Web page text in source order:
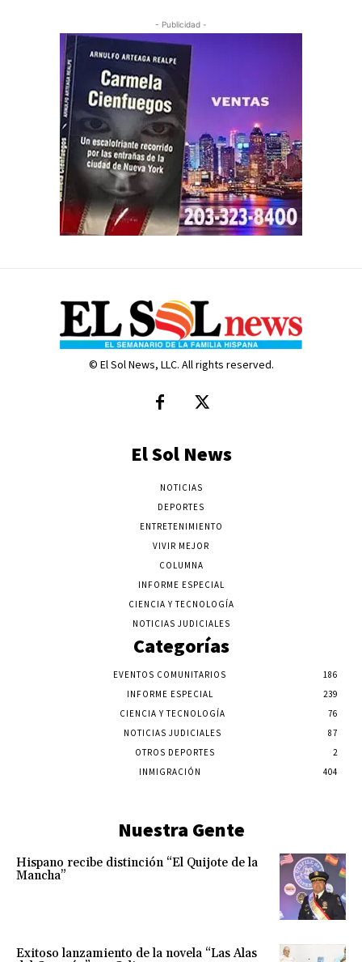
- Publicidad -
© El Sol News, LLC. All rights reserved.
El Sol News
NOTICIAS
DEPORTES
ENTRETENIMIENTO
VIVIR MEJOR
COLUMNA
INFORME ESPECIAL
CIENCIA Y TECNOLOGÍA
NOTICIAS JUDICIALES
Categorías
EVENTOS COMUNITARIOS
186
INFORME ESPECIAL
239
CIENCIA Y TECNOLOGÍA
76
NOTICIAS JUDICIALES
87
OTROS DEPORTES
2
INMIGRACIÓN
404
Nuestra Gente
Hispano recibe distinción “El Quijote de la
Mancha”
Exitoso lanzamiento de la novela “Las Alas